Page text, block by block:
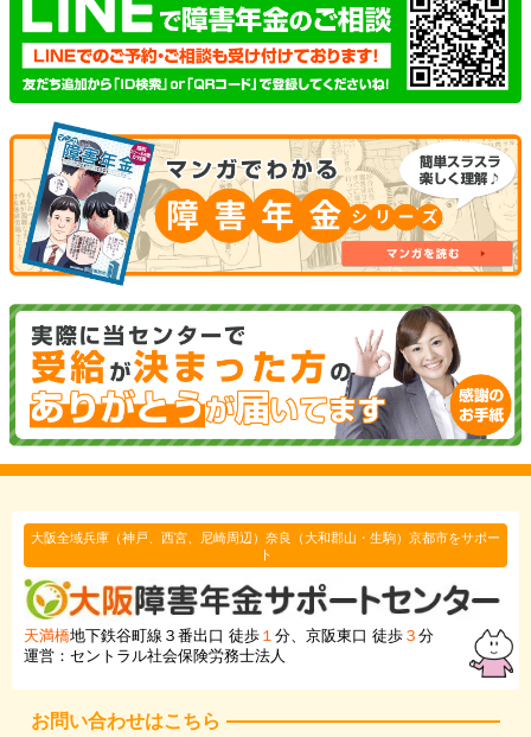
大阪全域兵庫（神戸、西宮、尼崎周辺）奈良（大和郡山・生駒）京都市をサポー
ト
天満橋地下鉄谷町線３番出口 徒歩 １ 分、京阪東口 徒歩 ３ 分
運営：セントラル社会保険労務士法人
お問い合わせはこちら